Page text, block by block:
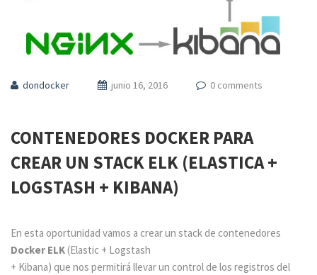
dondocker junio 16, 2016 0 comments
CONTENEDORES DOCKER PARA
CREAR UN STACK ELK (ELASTICA +
LOGSTASH + KIBANA)
En esta oportunidad vamos a crear un stack de contenedores
Docker ELK(Elastic + Logstash
+ Kibana) que nos permitirá llevar un control de los registros del